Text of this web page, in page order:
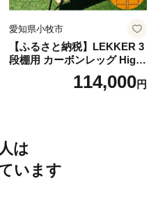
愛知県小牧市
【ふるさと納税】LEKKER 3
段棚用 カーボンレッグ High
3 2脚 キャンプ アウトドア ソ
ロキャン カーボン アウトド
県 小牧市 送料無料
114,000円
は
います